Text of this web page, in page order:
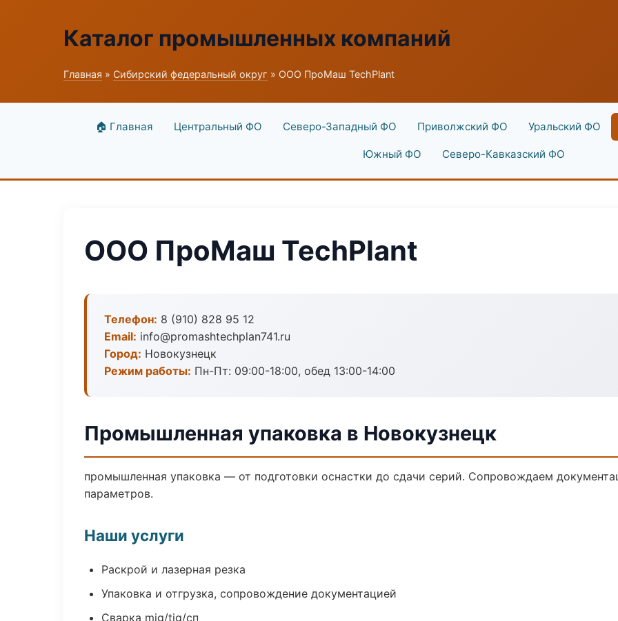
Каталог промышленных компаний
Главная » Сибирский федеральный округ » ООО ПроМаш TechPlant
🏠 Главная Центральный ФО Северо-Западный ФО Приволжский ФО Уральский ФО
Южный ФО Северо-Кавказский ФО
ООО ПроМаш TechPlant
Телефон: 8 (910) 828 95 12
Email: info@promashtechplan741.ru
Город: Новокузнецк
Режим работы: Пн-Пт: 09:00-18:00, обед 13:00-14:00
Промышленная упаковка в Новокузнецк
промышленная упаковка — от подготовки оснастки до сдачи серий. Сопровождаем
параметров.
Наши услуги
Раскрой и лазерная резка
Упаковка и отгрузка, сопровождение документацией
Сварка mig/tig/сп